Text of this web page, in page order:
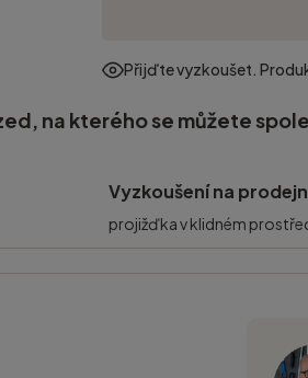
Přijďte vyzkoušet.
na kterého se můžete
Vyzkoušení na
projižďka v klidném